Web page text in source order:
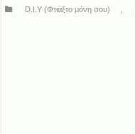
D.I.Y (Φτιάξτο μόνη σου)